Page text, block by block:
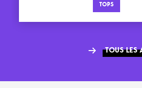
TOPS
TOUS LES